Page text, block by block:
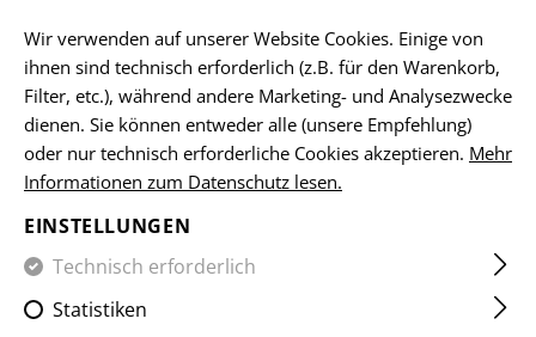
HOME EQUIPMENT RIEMEN HOOKS FRONT END
FRONT END KIT LOOP
Wir verwenden auf unserer Website Cookies. Einige von
ihnen sind technisch erforderlich (z.B. für den Warenkorb,
Filter, etc.), während andere Marketing- und Analysezwecke
dienen. Sie können entweder alle (unsere Empfehlung)
oder nur technisch erforderliche Cookies akzeptieren. Mehr
Informationen zum Datenschutz lesen.
EINSTELLUNGEN
Technisch erforderlich
Statistiken